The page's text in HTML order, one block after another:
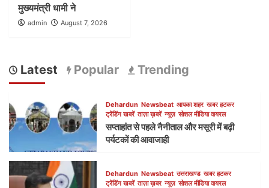
मुख्यमंत्री धामी ने
admin August 7, 2026
Latest Popular Trending
Dehardun Newsbeat आपका शहर खबर हटकर
ट्रेंडिंग खबरें ताज़ा ख़बरें न्यूज़ सोशल मीडिया वायरल
सप्ताहांत से पहले नैनीताल और मसूरी में बढ़ी
पर्यटकों की आवाजाही
Dehardun Newsbeat उत्तराखण्ड खबर हटकर
ट्रेंडिंग खबरें ताज़ा ख़बर न्यूज़ सोशल मीडिया वायरल